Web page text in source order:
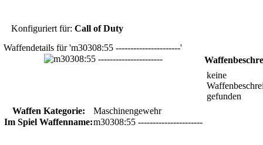
Konfiguriert für: Call of Duty
Waffendetails für 'm30308:55 ----------------------'
keine
gefunden
Waffen Kategorie:
Maschinengewehr
Im Spiel Waffenname:m30308:55 ----------------------